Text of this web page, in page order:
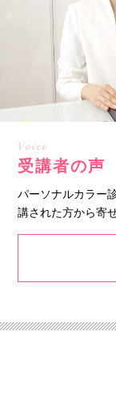
Voice
受講者の声
パーソナルカラー
講された方から寄